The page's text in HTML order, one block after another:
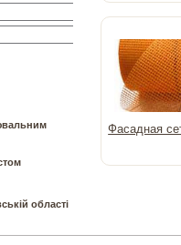
області
Фасадная